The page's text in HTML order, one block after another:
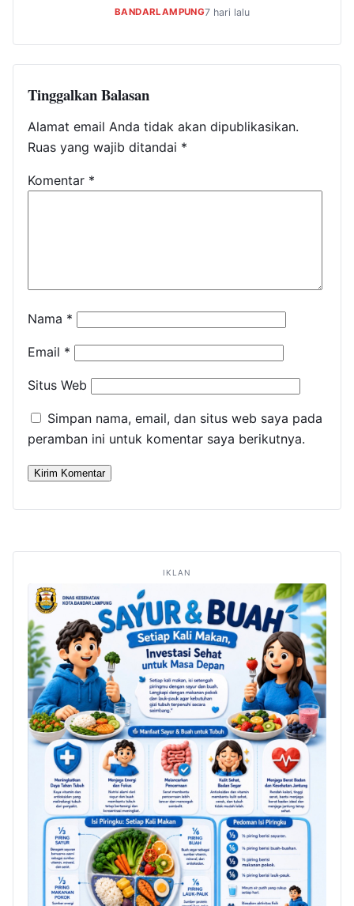
BANDARLAMPUNG7 hari lalu
Tinggalkan Balasan
Alamat email Anda tidak akan dipublikasikan.
Ruas yang wajib ditandai *
Komentar *
Nama *
Email *
Situs Web
Simpan nama, email, dan situs web saya pada
peramban ini untuk komentar saya berikutnya.
IKLAN